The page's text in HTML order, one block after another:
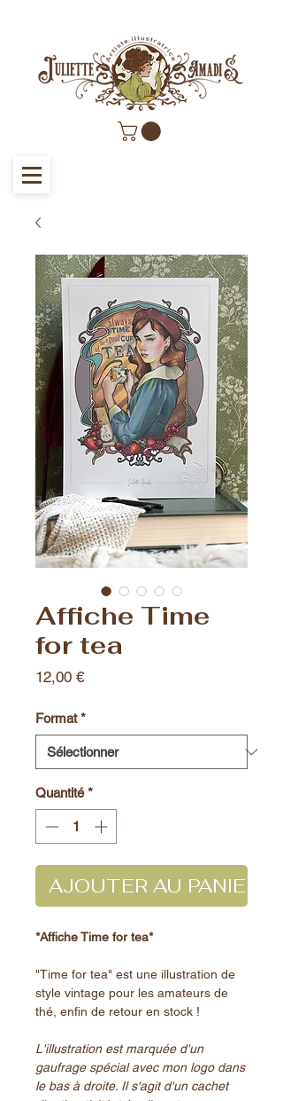
Affiche Time
for tea
12,00 €Prix
Format *
Quantité *
AJOUTER AU PANIER
*Affiche Time for tea*
"Time for tea" est une illustration de
style vintage pour les amateurs de
thé, enfin de retour en stock !
L'illustration est marquée d'un
gaufrage spécial avec mon logo dans
le bas à droite. Il s'agit d'un cachet